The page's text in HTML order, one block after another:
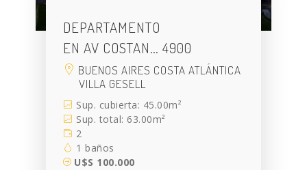
DEPARTAMENTO
EN AV COSTAN… 4900
BUENOS AIRES COSTA ATLÁNTICA
VILLA GESELL
Sup. cubierta: 45.00m²
Sup. total: 63.00m²
2
1 baños
U$S 100.000